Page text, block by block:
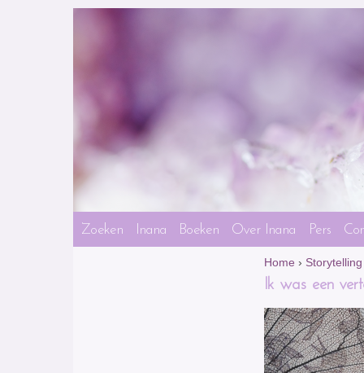
Home › Storytelling
Ik was een
Zoeken Inana Boeken Over Inana Pers